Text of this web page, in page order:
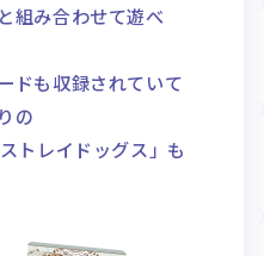
組み合わせて遊べ
ドも収録されていて
の
トレイドッグス」も